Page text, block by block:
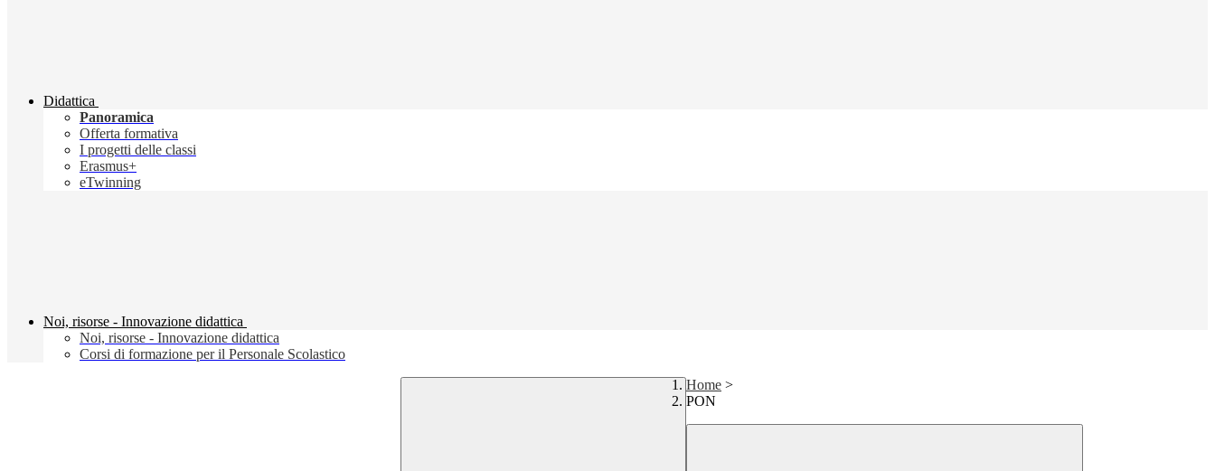
Didattica
Panoramica
Offerta formativa
I progetti delle classi
Erasmus+
eTwinning
Noi, risorse - Innovazione didattica
Noi, risorse - Innovazione didattica
Corsi di formazione per il Personale Scolastico
Home >
PON